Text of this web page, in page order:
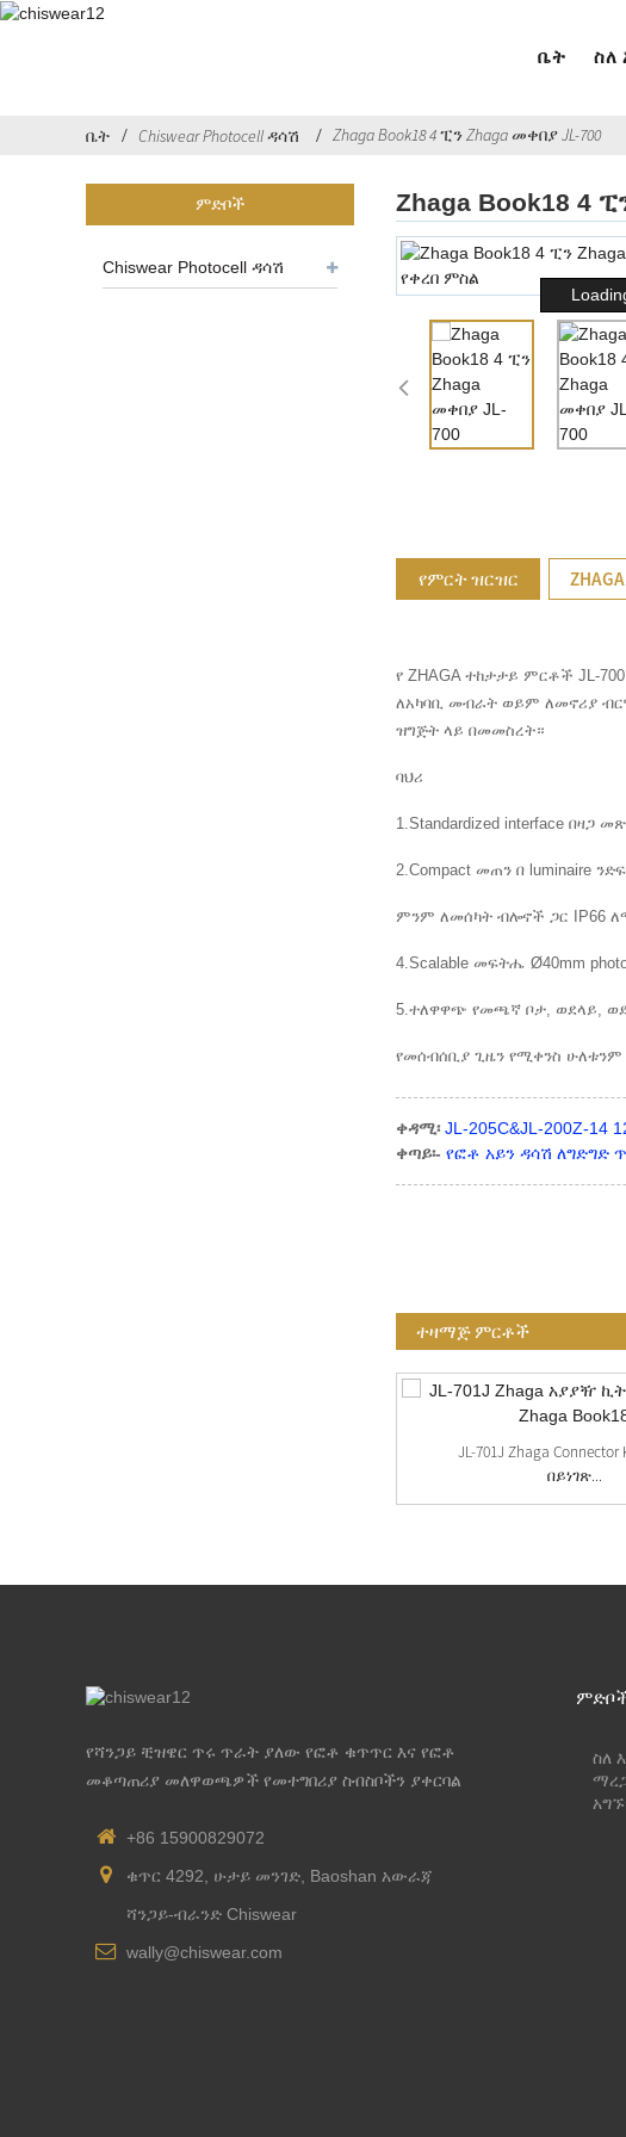
ቤት ስለ
ቤት Chiswear Photocell ዳሳሽ Zhaga Book18 4 ፒን Zhaga መቀበያ JL-700
ምድቦች
Chiswear Photocell ዳሳሽ
Zhaga Book18 4
የምርት ዝርዝር
የ ZHAGA ተከታታይ ምርቶች JL-
ለአካባቢ መብራት ወይም ለመኖሪያ
ዝግጅት ላይ በመመስረት።
ባህሪ
1.Standardized interface በዛጋ
2.Compact መጠን በ luminaire
ምንም ለመሰካት ብሎኖች ጋር IP66
4.Scalable መፍትሔ Ø40mm
5.ተለዋዋጭ የመጫኛ ቦታ, ወደላይ,
የመሰብሰቢያ ጊዜን የሚቀንስ ሁለቱንም
ቀዳሚ፡ JL-205C&JL-200Z-
ቀጣይ፡- የፎቶ አይን ዳሳሽ ለግድግድ
ተዛማጅ ምርቶች
JL-701J Zhaga
በይነገጽ...
የሻንጋይ ቺዝዌር ጥሩ ጥራት ያለው የፎቶ ቁጥጥር እና የፎቶ
መቆጣጠሪያ መለዋወጫዎች የመተግበሪያ ስብስቦችን ያቀርባል
+86 15900829072
ቁጥር 4292, ሁታይ መንገድ, Baoshan አውራጃ
ሻንጋይ-ብራንድ Chiswear
wally@chiswear.com
ስለ